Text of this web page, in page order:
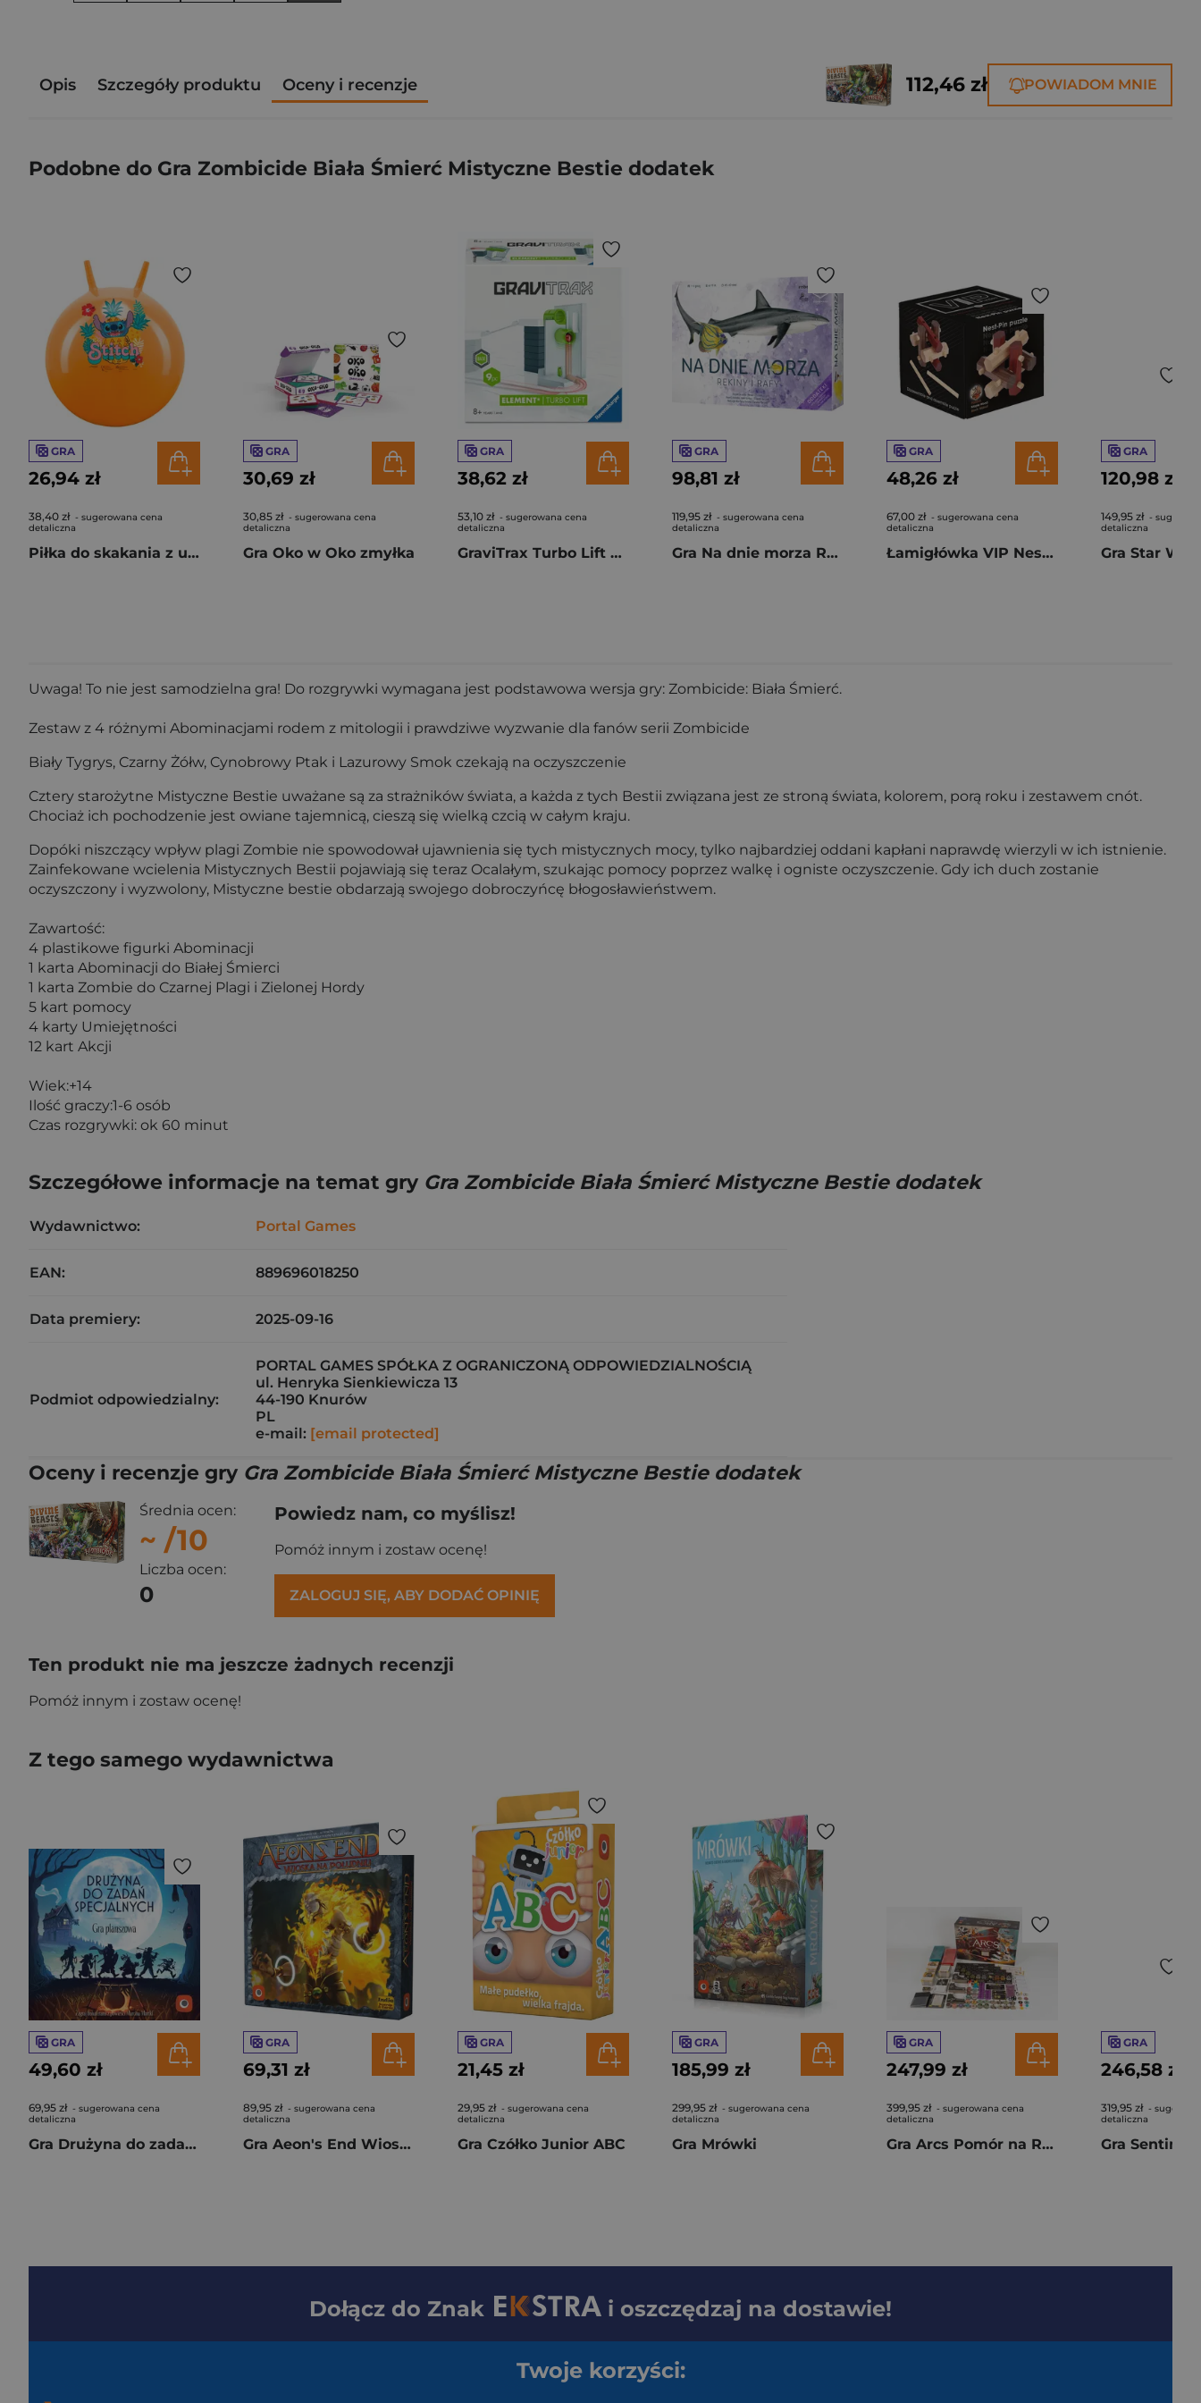
Opis Szczegóły produktu Oceny i recenzje 112,46 zł POWIADOM MNIE
Podobne do Gra Zombicide Biała Śmierć Mistyczne Bestie dodatek
GRA
26,94 zł
38,40 zł - sugerowana cena
detaliczna
Piłka do skakania z uchwytami Stitch
GRA
30,69 zł
30,85 zł - sugerowana cena
detaliczna
Gra Oko w Oko zmyłka
GRA
38,62 zł
53,10 zł - sugerowana cena
detaliczna
GraviTrax Turbo Lift Element
GRA
98,81 zł
119,95 zł - sugerowana cena
detaliczna
Gra Na dnie morza Rekiny i rafy dodatek
GRA
48,26 zł
67,00 zł - sugerowana cena
detaliczna
Łamigłówka VIP Nest-Pin
GRA
120,98 zł
149,95 zł -
detaliczna
Uwaga! To nie jest samodzielna gra! Do rozgrywki wymagana jest podstawowa wersja gry: Zombicide: Biała Śmierć.
Zestaw z 4 różnymi Abominacjami rodem z mitologii i prawdziwe wyzwanie dla fanów serii Zombicide
Biały Tygrys, Czarny Żółw, Cynobrowy Ptak i Lazurowy Smok czekają na oczyszczenie
Cztery starożytne Mistyczne Bestie uważane są za strażników świata, a każda z tych Bestii związana jest ze stroną świata, kolorem, porą roku i zestawem cnót.
Chociaż ich pochodzenie jest owiane tajemnicą, cieszą się wielką czcią w całym kraju.
Dopóki niszczący wpływ plagi Zombie nie spowodował ujawnienia się tych mistycznych mocy, tylko najbardziej oddani kapłani naprawdę wierzyli w ich istnienie.
Zainfekowane wcielenia Mistycznych Bestii pojawiają się teraz Ocalałym, szukając pomocy poprzez walkę i ogniste oczyszczenie. Gdy ich duch zostanie
oczyszczony i wyzwolony, Mistyczne bestie obdarzają swojego dobroczyńcę błogosławieństwem.
Zawartość:
4 plastikowe figurki Abominacji
1 karta Abominacji do Białej Śmierci
1 karta Zombie do Czarnej Plagi i Zielonej Hordy
5 kart pomocy
4 karty Umiejętności
12 kart Akcji
Wiek:+14
Ilość graczy:1-6 osób
Czas rozgrywki: ok 60 minut
Szczegółowe informacje na temat gry Gra Zombicide Biała Śmierć Mistyczne Bestie dodatek
Wydawnictwo: Portal Games
EAN: 889696018250
Data premiery: 2025-09-16
Podmiot odpowiedzialny:
PORTAL GAMES SPÓŁKA Z OGRANICZONĄ ODPOWIEDZIALNOŚCIĄ
ul. Henryka Sienkiewicza 13
44-190 Knurów
PL
e-mail: [email protected]
Oceny i recenzje gry Gra Zombicide Biała Śmierć Mistyczne Bestie dodatek
Średnia ocen:
~ /10
Liczba ocen:
0
Powiedz nam, co myślisz!
Pomóż innym i zostaw ocenę!
ZALOGUJ SIĘ, ABY DODAĆ OPINIĘ
Ten produkt nie ma jeszcze żadnych recenzji
Pomóż innym i zostaw ocenę!
Z tego samego wydawnictwa
GRA
49,60 zł
69,95 zł - sugerowana cena
detaliczna
Gra Drużyna do zadań specjalnych
GRA
69,31 zł
89,95 zł - sugerowana cena
detaliczna
Gra Aeon's End Wioska na południu dodatek
GRA
21,45 zł
29,95 zł - sugerowana cena
detaliczna
Gra Czółko Junior ABC
GRA
185,99 zł
299,95 zł - sugerowana cena
detaliczna
Gra Mrówki
GRA
247,99 zł
399,95 zł - sugerowana cena
detaliczna
Gra Arcs Pomór na Rubieży dodatek
GRA
246,58 zł
319,95 zł -
detaliczna
Dołącz do Znak i oszczędzaj na dostawie!
Twoje korzyści: